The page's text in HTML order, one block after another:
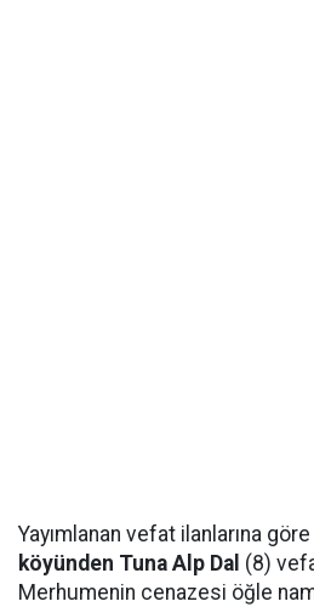
Yayımlanan vefat ilanlarına göre
köyünden Tuna Alp Dal (8)
Merhumenin cenazesi öğle